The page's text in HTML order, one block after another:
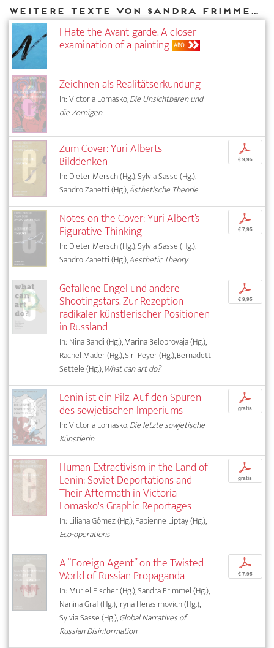
Weitere Texte von Sandra Frimmel bei DIAPHANES
I Hate the Avant-garde. A closer
examination of a painting ABO
Zeichnen als Realitätserkundung
In: Victoria Lomasko,Die Unsichtbaren und
die Zornigen
Zum Cover: Yuri Alberts
Bilddenken
In: Dieter Mersch (Hg.), Sylvia Sasse (Hg.),
Sandro Zanetti (Hg.),Ästhetische Theorie
p
€ 9,95
Notes on the Cover: Yuri Albert’s
Figurative Thinking
In: Dieter Mersch (Hg.), Sylvia Sasse (Hg.),
Sandro Zanetti (Hg.),Aesthetic Theory
p
€ 7,95
Gefallene Engel und andere
Shootingstars. Zur Rezeption
radikaler künstlerischer Positionen
in Russland
In: Nina Bandi (Hg.), Marina Belobrovaja (Hg.),
Rachel Mader (Hg.), Siri Peyer (Hg.), Bernadett
Settele (Hg.),What can art do?
p
€ 9,95
Lenin ist ein Pilz. Auf den Spuren
des sowjetischen Imperiums
In: Victoria Lomasko,Die letzte sowjetische
Künstlerin
p
gratis
Human Extractivism in the Land of
Lenin: Soviet Deportations and
Their Aftermath in Victoria
Lomasko's Graphic Reportages
In: Liliana Gómez (Hg.), Fabienne Liptay (Hg.),
Eco-operations
p
gratis
A “Foreign Agent” on the Twisted
World of Russian Propaganda
In: Muriel Fischer (Hg.), Sandra Frimmel (Hg.),
Nanina Graf (Hg.), Iryna Herasimovich (Hg.),
Sylvia Sasse (Hg.),Global Narratives of
Russian Disinformation
p
€ 7,95